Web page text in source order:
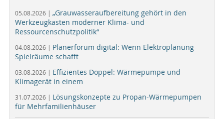
05.08.2026 | „Grauwasseraufbereitung gehört in den
Werkzeugkasten moderner Klima- und
Ressourcenschutzpolitik“
04.08.2026 | Planerforum digital: Wenn Elektroplanung
Spielräume schafft
03.08.2026 | Effizientes Doppel: Wärmepumpe und
Klimagerät in einem
31.07.2026 | Lösungskonzepte zu Propan-Wärmepumpen
für Mehrfamilienhäuser